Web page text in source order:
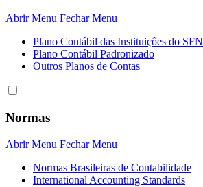
Abrir Menu Fechar Menu
Plano Contábil das Instituiçôes do SFN
Plano Contábil Padronizado
Outros Planos de Contas
Normas
Abrir Menu Fechar Menu
Normas Brasileiras de Contabilidade
International Accounting Standards